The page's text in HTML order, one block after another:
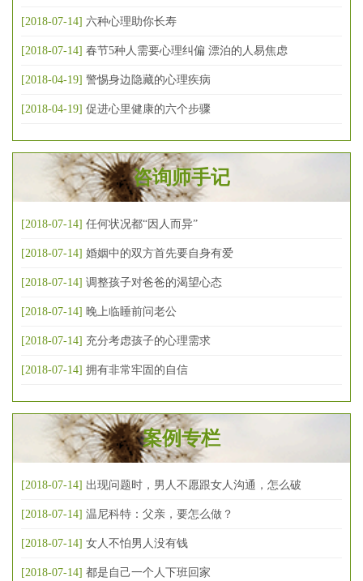
[2018-07-14] 六种心理助你长寿
[2018-07-14] 春节5种人需要心理纠偏 漂泊的人易焦虑
[2018-04-19] 警惕身边隐藏的心理疾病
[2018-04-19] 促进心里健康的六个步骤
咨询师手记
[2018-07-14] 任何状况都“因人而异”
[2018-07-14] 婚姻中的双方首先要自身有爱
[2018-07-14] 调整孩子对爸爸的渴望心态
[2018-07-14] 晚上临睡前问老公
[2018-07-14] 充分考虑孩子的心理需求
[2018-07-14] 拥有非常牢固的自信
案例专栏
[2018-07-14] 出现问题时，男人不愿跟女人沟通，怎么破
[2018-07-14] 温尼科特：父亲，要怎么做？
[2018-07-14] 女人不怕男人没有钱
[2018-07-14] 都是自己一个人下班回家